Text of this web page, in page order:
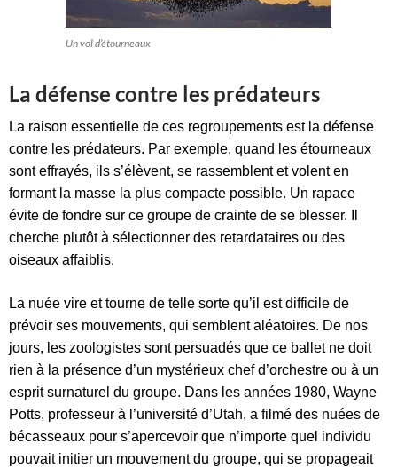
Un vol d’étourneaux
La défense contre les prédateurs
La raison essentielle de ces regroupements est la défense
contre les prédateurs. Par exemple, quand les étourneaux
sont effrayés, ils s’élèvent, se rassemblent et volent en
formant la masse la plus compacte possible. Un rapace
évite de fondre sur ce groupe de crainte de se blesser. Il
cherche plutôt à sélectionner des retardataires ou des
oiseaux affaiblis.
La nuée vire et tourne de telle sorte qu’il est difficile de
prévoir ses mouvements, qui semblent aléatoires. De nos
jours, les zoologistes sont persuadés que ce ballet ne doit
rien à la présence d’un mystérieux chef d’orchestre ou à un
esprit surnaturel du groupe. Dans les années 1980, Wayne
Potts, professeur à l’université d’Utah, a filmé des nuées de
bécasseaux pour s’apercevoir que n’importe quel individu
pouvait initier un mouvement du groupe, qui se propageait